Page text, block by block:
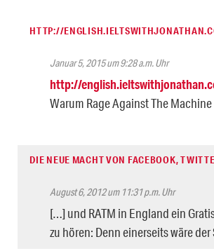
HTTP://
Januar 5, 2015 um 9:28 a.m. Uhr
http://
Warum Rage Against The
DIE NEUE MACHT VON FACEBOOK,
August 6, 2012 um 11:31 p.m. Uhr
[…] und RATM in England ein
zu hören: Denn einerseits wäre